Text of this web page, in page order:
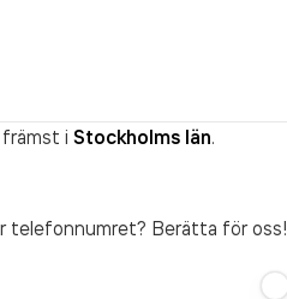
i Stockholms län.
telefonnumret? Berätta för oss!